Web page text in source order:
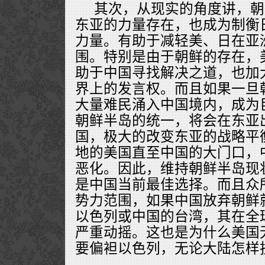
其次，从现实的角度讲，
东亚的力量存在，也成为制
力量。有助于减轻美、日在
围。特别是由于朝鲜的存在
助于中国寻找解决之道，也
界上的发言权。而且如果一
大量难民涌入中国境内，成
朝鲜半岛的统一，将会在东
国，极大的改变东亚的战略
地的美国直至中国的大门口
恶化。因此，维持朝鲜半岛
是中国当前最佳选择。而且
势力范围，如果中国放弃朝
以色列或中国的台湾，其在
严重动摇。这也是为什么美
要偏袒以色列，无论大陆怎